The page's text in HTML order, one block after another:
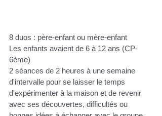
8 duos : père-enfant ou mère-enfant
Les enfants avaient de 6 à 12 ans (CP-
6ème)
2 séances de 2 heures à une semaine
d'intervalle pour se laisser le temps
d'expérimenter à la maison et de revenir
avec ses découvertes, difficultés ou